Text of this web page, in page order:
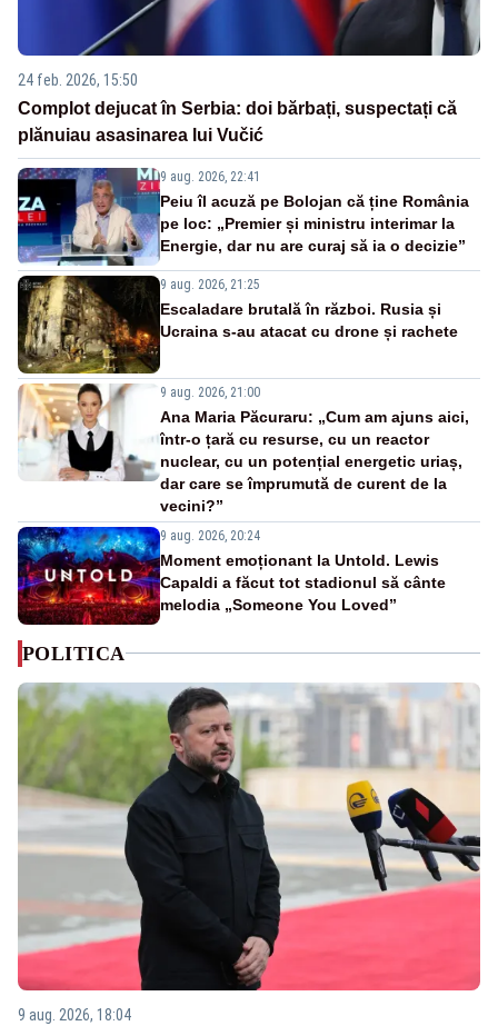
24 feb. 2026, 15:50
Complot dejucat în Serbia: doi bărbați, suspectați că
plănuiau asasinarea lui Vučić
9 aug. 2026, 22:41
Peiu îl acuză pe Bolojan că ține România
pe loc: „Premier și ministru interimar la
Energie, dar nu are curaj să ia o decizie”
9 aug. 2026, 21:25
Escaladare brutală în război. Rusia și
Ucraina s-au atacat cu drone și rachete
9 aug. 2026, 21:00
Ana Maria Păcuraru: „Cum am ajuns aici,
într-o țară cu resurse, cu un reactor
nuclear, cu un potențial energetic uriaș,
dar care se împrumută de curent de la
vecini?”
9 aug. 2026, 20:24
Moment emoționant la Untold. Lewis
Capaldi a făcut tot stadionul să cânte
melodia „Someone You Loved”
POLITICA
9 aug. 2026, 18:04